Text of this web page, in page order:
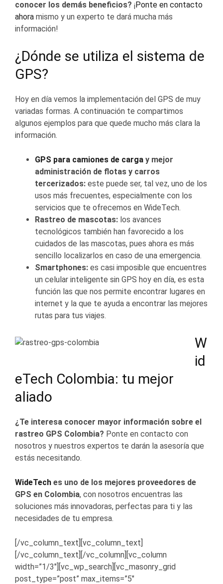
conocer los demás beneficios? ¡Ponte en contacto
ahora mismo y un experto te dará mucha más
información!
¿Dónde se utiliza el sistema de
GPS?
Hoy en día vemos la implementación del GPS de muy
variadas formas. A continuación te compartimos
algunos ejemplos para que quede mucho más clara la
información.
GPS para camiones de carga y mejor
administración de flotas y carros
tercerizados: este puede ser, tal vez, uno de los
usos más frecuentes, especialmente con los
servicios que te ofrecemos en WideTech.
Rastreo de mascotas: los avances
tecnológicos también han favorecido a los
cuidados de las mascotas, pues ahora es más
sencillo localizarlos en caso de una emergencia.
Smartphones: es casi imposible que encuentres
un celular inteligente sin GPS hoy en día, es esta
función las que nos permite encontrar lugares en
internet y la que te ayuda a encontrar las mejores
rutas para tus viajes.
W
id
eTech Colombia: tu mejor
aliado
¿Te interesa conocer mayor información sobre el
rastreo GPS Colombia? Ponte en contacto con
nosotros y nuestros expertos te darán la asesoría que
estás necesitando.
WideTech es uno de los mejores proveedores de
GPS en Colombia, con nosotros encuentras las
soluciones más innovadoras, perfectas para ti y las
necesidades de tu empresa.
[/vc_column_text][vc_column_text]
[/vc_column_text][/vc_column][vc_column
width=”1/3″][vc_wp_search][vc_masonry_grid
post_type=”post” max_items=”5″